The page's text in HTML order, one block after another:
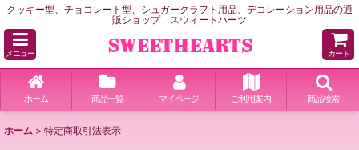
クッキー型、チョコレート型、シュガークラフト用品、デコレーション用品の通
販ショップ スウィートハーツ
メニュー カート
ホーム 商品一覧 マイページ ご利用案内 商品検索
ホーム > 特定商取引法表示